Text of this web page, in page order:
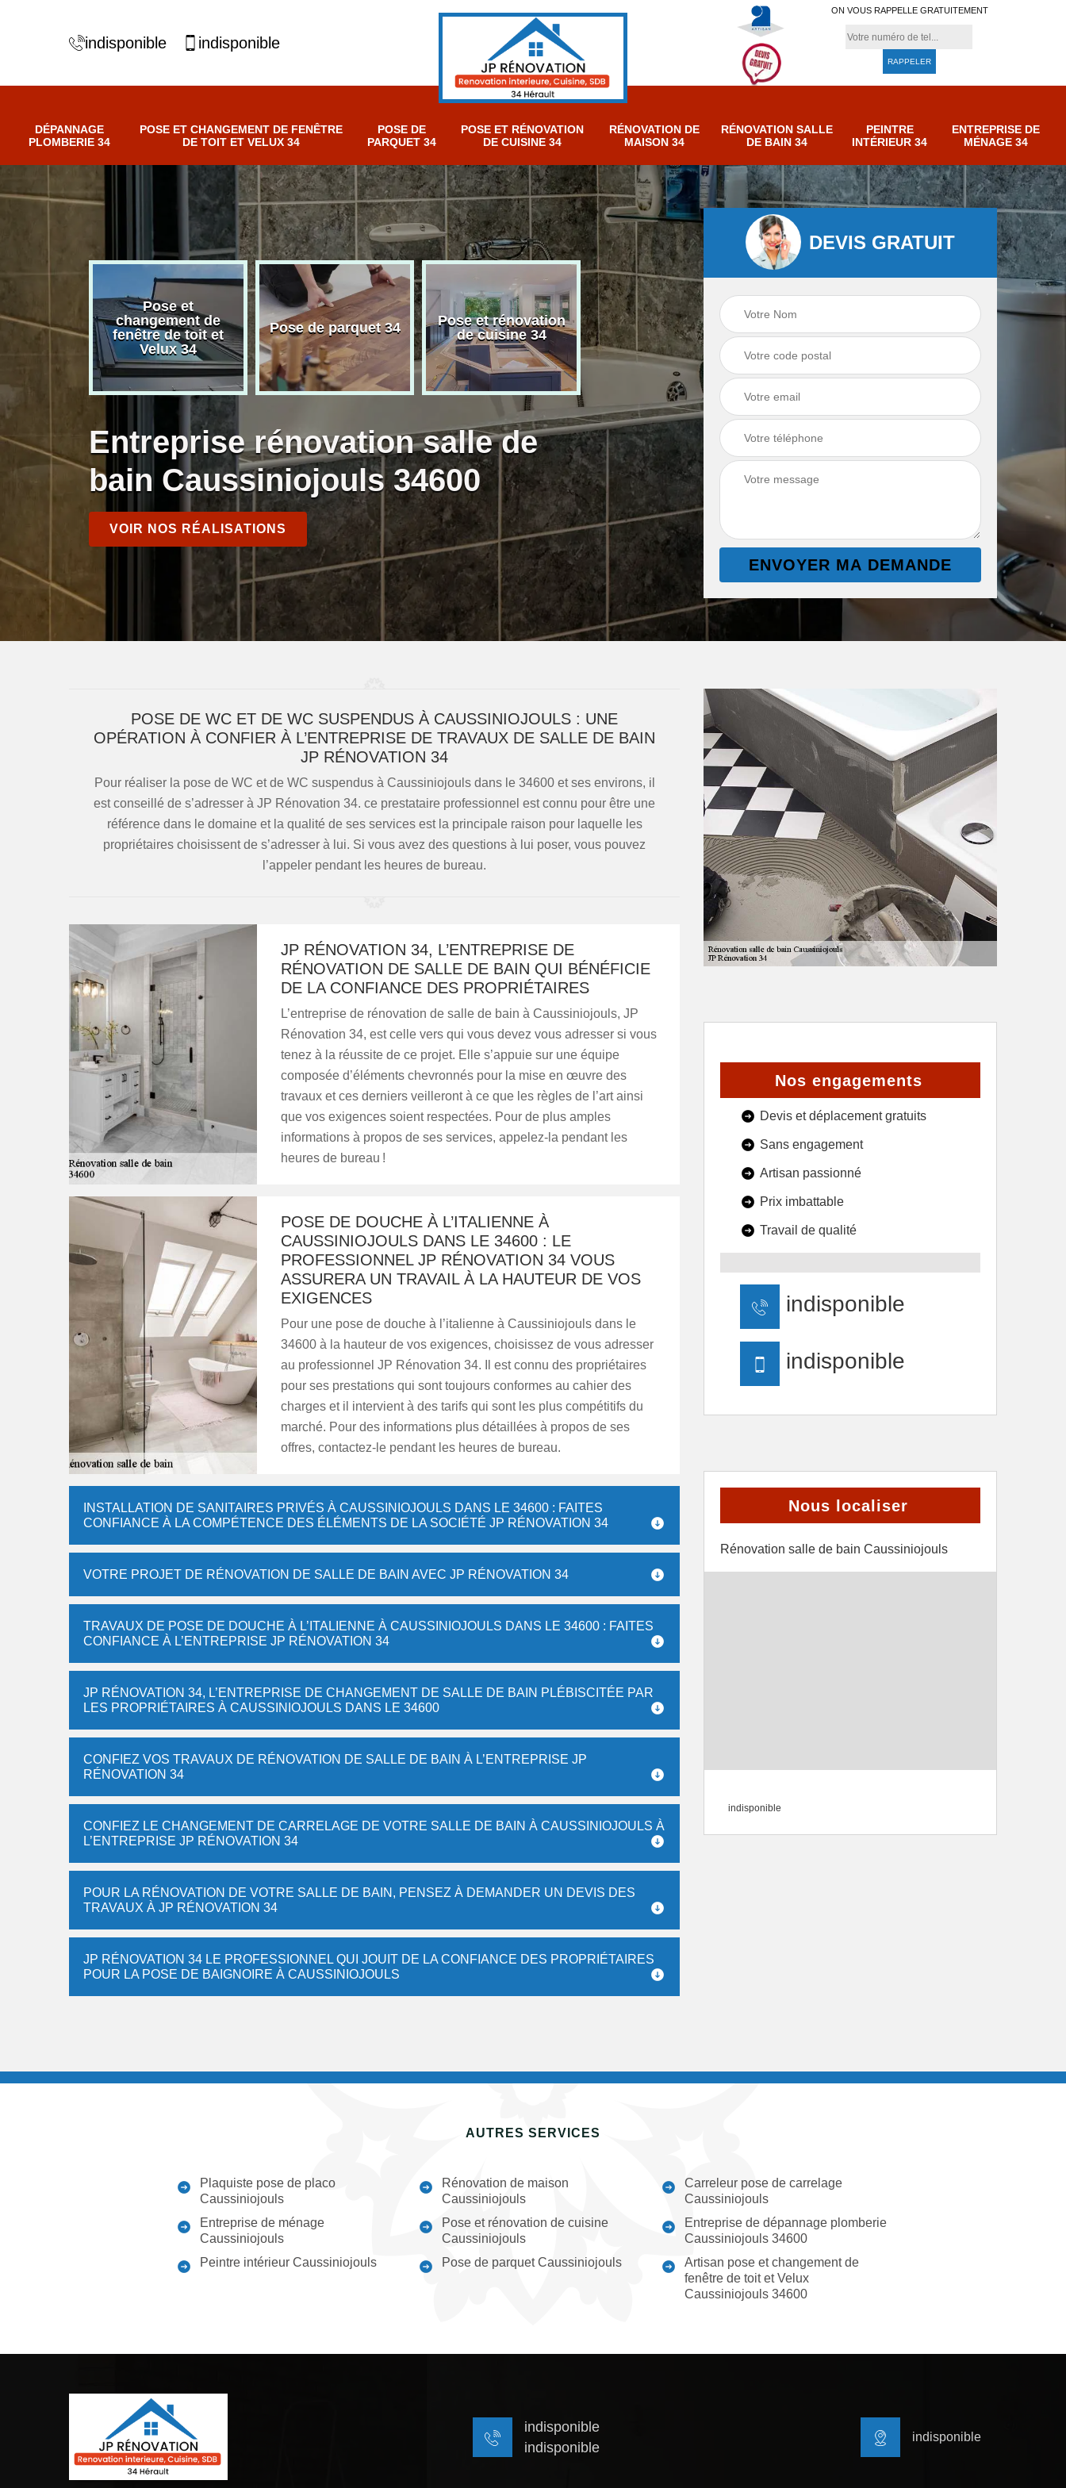
indisponible indisponible
ON VOUS RAPPELLE GRATUITEMENT
DÉPANNAGE
PLOMBERIE 34
POSE ET CHANGEMENT DE FENÊTRE
DE TOIT ET VELUX 34
POSE DE
PARQUET 34
POSE ET RÉNOVATION
DE CUISINE 34
RÉNOVATION DE
MAISON 34
RÉNOVATION SALLE
DE BAIN 34
PEINTRE
INTÉRIEUR 34
ENTREPRISE DE
MÉNAGE 34
34
Pose et
changement de
fenêtre de toit et
Velux 34
Pose de parquet 34
Pose et rénovation
de cuisine 34
Rénovation salle de
bain 34
Entreprise de
ménage 34
Entreprise rénovation salle de
bain Caussiniojouls 34600
VOIR NOS RÉALISATIONS
DEVIS GRATUIT
POSE DE WC ET DE WC SUSPENDUS À CAUSSINIOJOULS : UNE
OPÉRATION À CONFIER À L’ENTREPRISE DE TRAVAUX DE SALLE DE BAIN
JP RÉNOVATION 34
Pour réaliser la pose de WC et de WC suspendus à Caussiniojouls dans le 34600 et ses environs, il
est conseillé de s’adresser à JP Rénovation 34. ce prestataire professionnel est connu pour être une
référence dans le domaine et la qualité de ses services est la principale raison pour laquelle les
propriétaires choisissent de s’adresser à lui. Si vous avez des questions à lui poser, vous pouvez
l’appeler pendant les heures de bureau.
JP RÉNOVATION 34, L’ENTREPRISE DE
RÉNOVATION DE SALLE DE BAIN QUI BÉNÉFICIE
DE LA CONFIANCE DES PROPRIÉTAIRES
L’entreprise de rénovation de salle de bain à Caussiniojouls, JP
Rénovation 34, est celle vers qui vous devez vous adresser si vous
tenez à la réussite de ce projet. Elle s’appuie sur une équipe
composée d’éléments chevronnés pour la mise en œuvre des
travaux et ces derniers veilleront à ce que les règles de l’art ainsi
que vos exigences soient respectées. Pour de plus amples
informations à propos de ses services, appelez-la pendant les
heures de bureau !
POSE DE DOUCHE À L’ITALIENNE À
CAUSSINIOJOULS DANS LE 34600 : LE
PROFESSIONNEL JP RÉNOVATION 34 VOUS
ASSURERA UN TRAVAIL À LA HAUTEUR DE VOS
EXIGENCES
Pour une pose de douche à l’italienne à Caussiniojouls dans le
34600 à la hauteur de vos exigences, choisissez de vous adresser
au professionnel JP Rénovation 34. Il est connu des propriétaires
pour ses prestations qui sont toujours conformes au cahier des
charges et il intervient à des tarifs qui sont les plus compétitifs du
marché. Pour des informations plus détaillées à propos de ses
offres, contactez-le pendant les heures de bureau.
INSTALLATION DE SANITAIRES PRIVÉS À CAUSSINIOJOULS DANS LE 34600 : FAITES
CONFIANCE À LA COMPÉTENCE DES ÉLÉMENTS DE LA SOCIÉTÉ JP RÉNOVATION 34
VOTRE PROJET DE RÉNOVATION DE SALLE DE BAIN AVEC JP RÉNOVATION 34
TRAVAUX DE POSE DE DOUCHE À L’ITALIENNE À CAUSSINIOJOULS DANS LE 34600 : FAITES
CONFIANCE À L’ENTREPRISE JP RÉNOVATION 34
JP RÉNOVATION 34, L’ENTREPRISE DE CHANGEMENT DE SALLE DE BAIN PLÉBISCITÉE PAR
LES PROPRIÉTAIRES À CAUSSINIOJOULS DANS LE 34600
CONFIEZ VOS TRAVAUX DE RÉNOVATION DE SALLE DE BAIN À L’ENTREPRISE JP
RÉNOVATION 34
CONFIEZ LE CHANGEMENT DE CARRELAGE DE VOTRE SALLE DE BAIN À CAUSSINIOJOULS À
L’ENTREPRISE JP RÉNOVATION 34
POUR LA RÉNOVATION DE VOTRE SALLE DE BAIN, PENSEZ À DEMANDER UN DEVIS DES
TRAVAUX À JP RÉNOVATION 34
JP RÉNOVATION 34 LE PROFESSIONNEL QUI JOUIT DE LA CONFIANCE DES PROPRIÉTAIRES
POUR LA POSE DE BAIGNOIRE À CAUSSINIOJOULS
Nos engagements
Devis et déplacement gratuits
Sans engagement
Artisan passionné
Prix imbattable
Travail de qualité
indisponible
indisponible
Nous localiser
Rénovation salle de bain Caussiniojouls
indisponible
AUTRES SERVICES
Plaquiste pose de placo
Caussiniojouls
Entreprise de ménage
Caussiniojouls
Peintre intérieur Caussiniojouls
Rénovation de maison
Caussiniojouls
Pose et rénovation de cuisine
Caussiniojouls
Pose de parquet Caussiniojouls
Carreleur pose de carrelage
Caussiniojouls
Entreprise de dépannage plomberie
Caussiniojouls 34600
Artisan pose et changement de
fenêtre de toit et Velux
Caussiniojouls 34600
indisponible
indisponible
indisponible